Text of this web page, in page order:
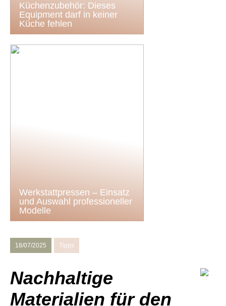
Küchenzubehör: Dieses
Equipment darf in keiner
Küche fehlen
Werkstattpressen – Einsatz
und Auswahl professioneller
Modelle
18/07/2025 Tipps
Nachhaltige
Materialien für den